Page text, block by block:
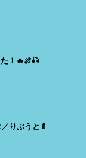
！🔥🍖🎣
りぶうと🍼